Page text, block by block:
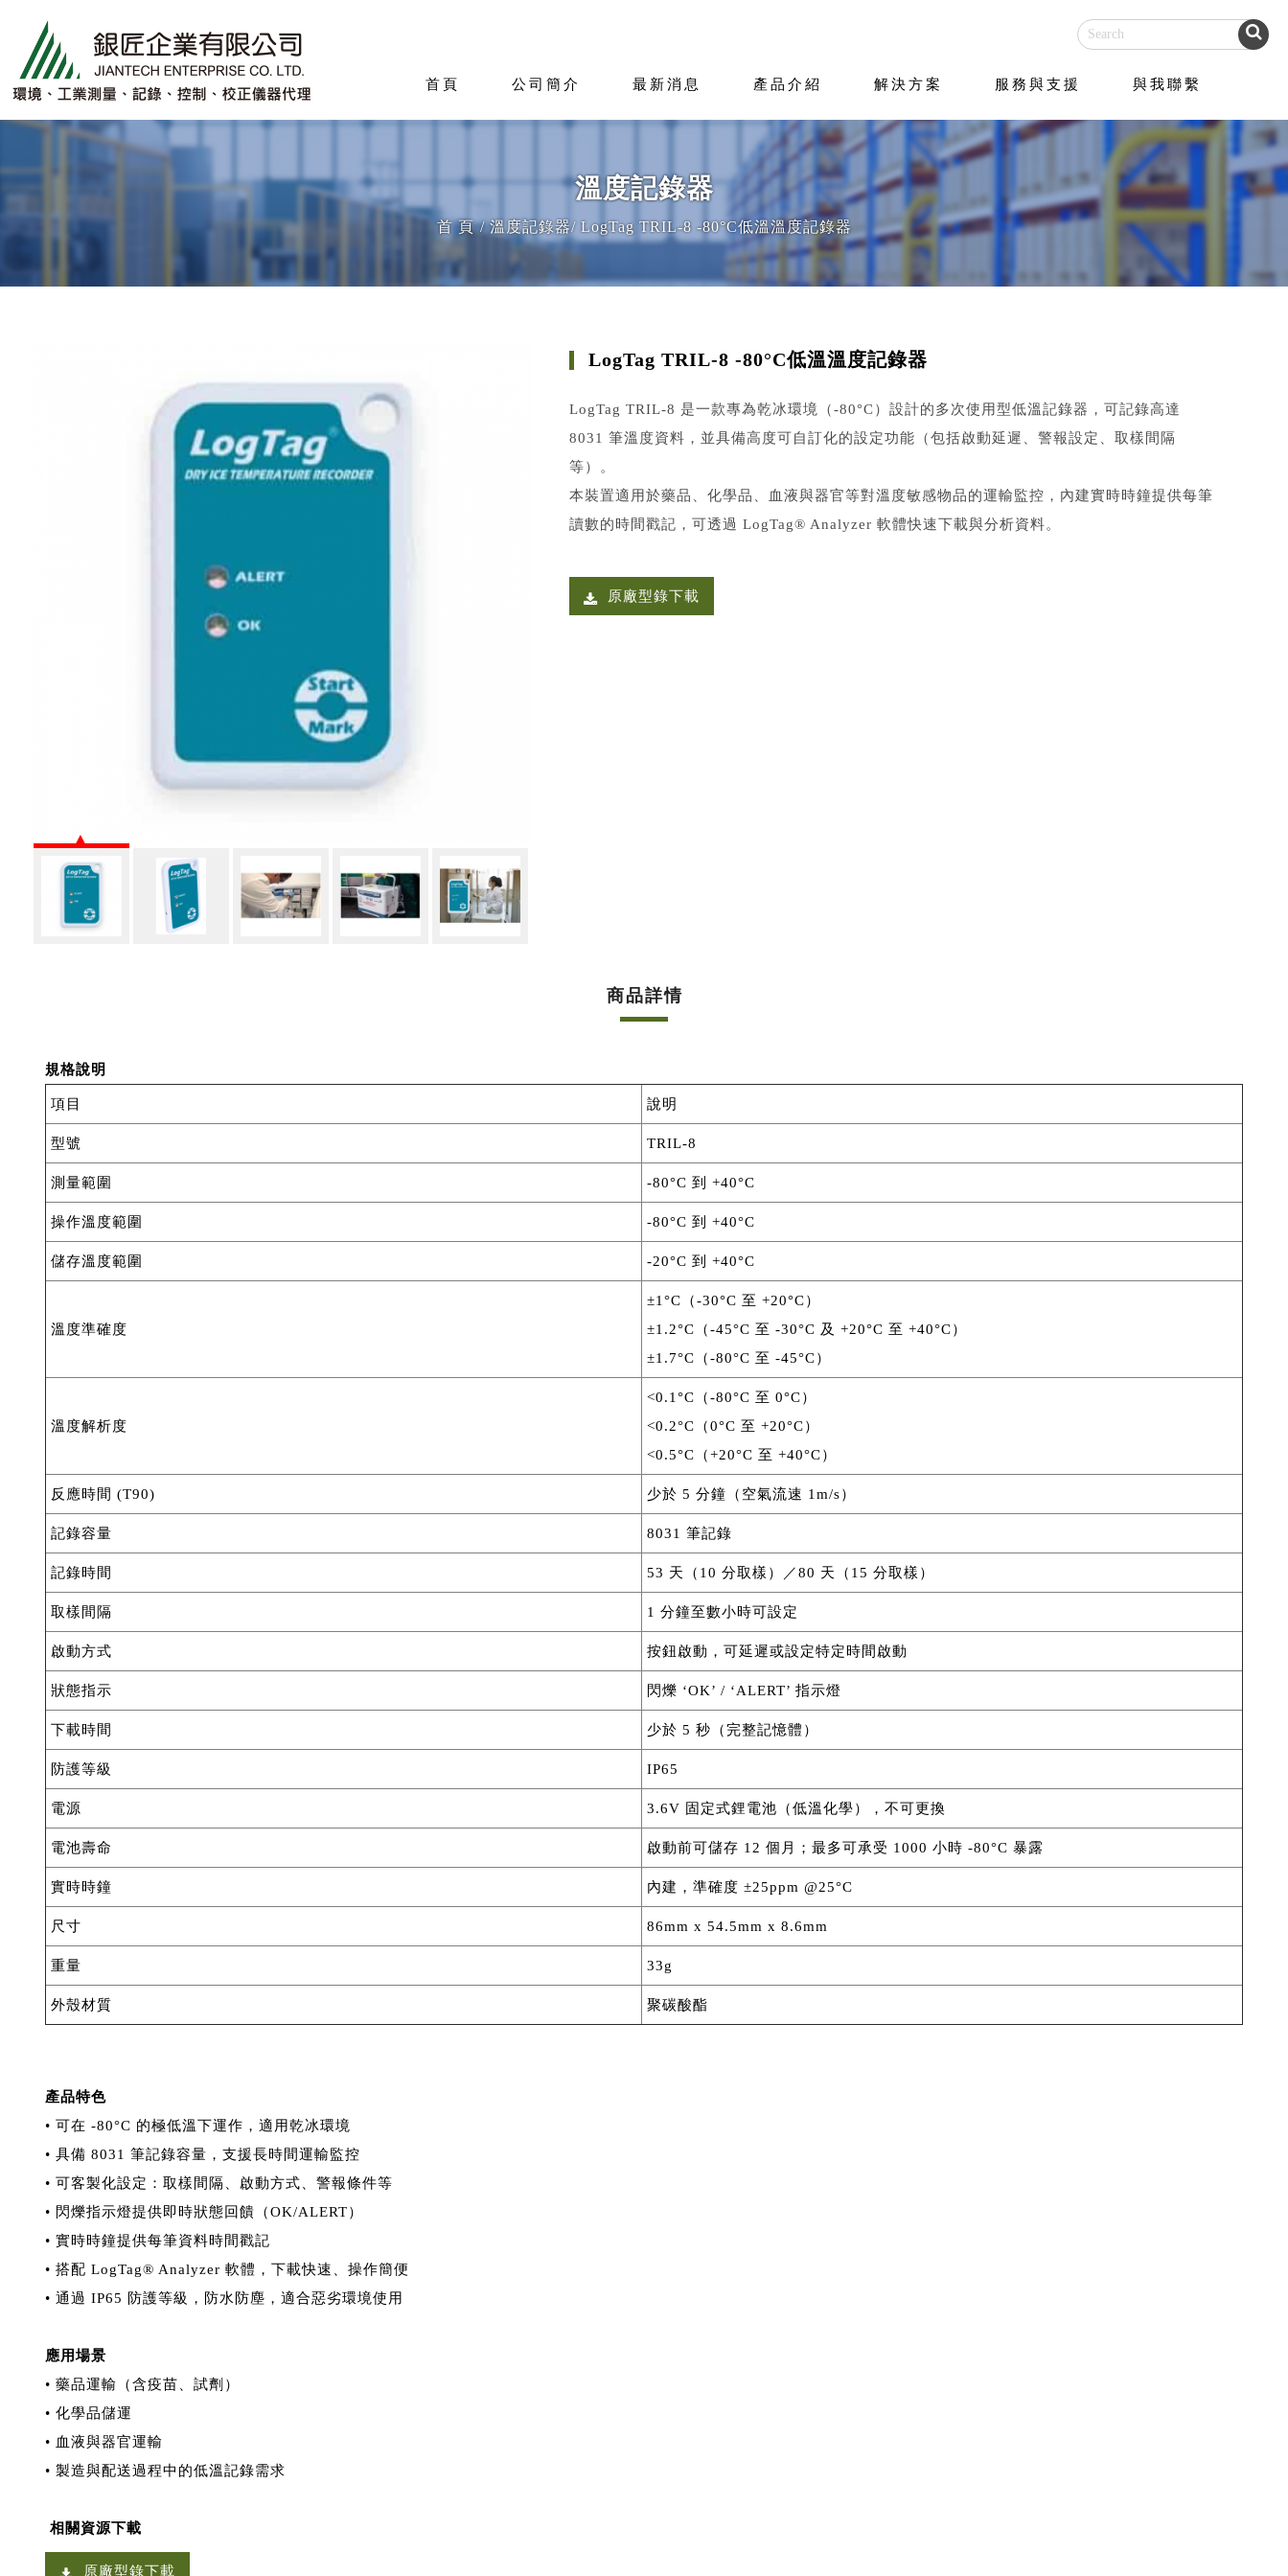
首頁 公司簡介 最新消息 產品介紹 解決方案 服務與支援 與我聯繫
溫度記錄器
首 頁 溫度記錄器 LogTag TRIL-8 -80°C低溫溫度記錄器
LogTag TRIL-8 -80°C低溫溫度記錄器
LogTag TRIL-8 是一款專為乾冰環境（-80°C）設計的多次使用型低溫記錄器，可記錄高達
8031 筆溫度資料，並具備高度可自訂化的設定功能（包括啟動延遲、警報設定、取樣間隔
等）。
本裝置適用於藥品、化學品、血液與器官等對溫度敏感物品的運輸監控，內建實時時鐘提供每筆
讀數的時間戳記，可透過 LogTag® Analyzer 軟體快速下載與分析資料。
原廠型錄下載
商品詳情
規格說明
項目 說明
型號 TRIL-8
測量範圍 -80°C 到 +40°C
操作溫度範圍 -80°C 到 +40°C
儲存溫度範圍 -20°C 到 +40°C
溫度準確度
±1°C（-30°C 至 +20°C）
±1.2°C（-45°C 至 -30°C 及 +20°C 至 +40°C）
±1.7°C（-80°C 至 -45°C）
溫度解析度
<0.1°C（-80°C 至 0°C）
<0.2°C（0°C 至 +20°C）
<0.5°C（+20°C 至 +40°C）
反應時間 (T90) 少於 5 分鐘（空氣流速 1m/s）
記錄容量 8031 筆記錄
記錄時間 53 天（10 分取樣）／80 天（15 分取樣）
取樣間隔 1 分鐘至數小時可設定
啟動方式 按鈕啟動，可延遲或設定特定時間啟動
狀態指示 閃爍 ‘OK’ / ‘ALERT’ 指示燈
下載時間 少於 5 秒（完整記憶體）
防護等級 IP65
電源 3.6V 固定式鋰電池（低溫化學），不可更換
電池壽命 啟動前可儲存 12 個月；最多可承受 1000 小時 -80°C 暴露
實時時鐘 內建，準確度 ±25ppm @25°C
尺寸 86mm x 54.5mm x 8.6mm
重量 33g
外殼材質 聚碳酸酯
產品特色
• 可在 -80°C 的極低溫下運作，適用乾冰環境
• 具備 8031 筆記錄容量，支援長時間運輸監控
• 可客製化設定：取樣間隔、啟動方式、警報條件等
• 閃爍指示燈提供即時狀態回饋（OK/ALERT）
• 實時時鐘提供每筆資料時間戳記
• 搭配 LogTag® Analyzer 軟體，下載快速、操作簡便
• 通過 IP65 防護等級，防水防塵，適合惡劣環境使用
應用場景
• 藥品運輸（含疫苗、試劑）
• 化學品儲運
• 血液與器官運輸
• 製造與配送過程中的低溫記錄需求
相關資源下載
原廠型錄下載